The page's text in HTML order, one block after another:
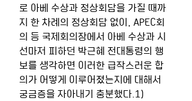
로 아베 수상과 정상회담을 가질 때까
지 한 차례의 정상회담 없이, APEC회
의 등 국제회의장에서 아베 수상과 시
선마저 피하던 박근혜 전대통령의 행
보를 생각하면 이러한 급작스러운 합
의가 어떻게 이루어졌는지에 대해서
궁금증을 자아내기 충분했다.1)